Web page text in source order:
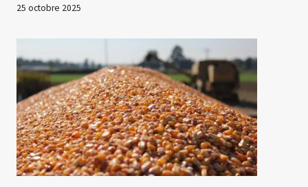
25 octobre 2025